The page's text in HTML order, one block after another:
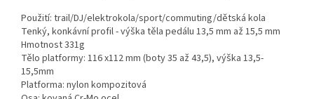
Použití: trail/DJ/elektrokola/sport/commuting/dětská kola
Tenký, konkávní profil - výška těla pedálu 13,5 mm až 15,5 mm
Hmotnost 331g
Tělo platformy: 116 x112 mm (boty 35 až 43,5), výška 13,5-
15,5mm
Platforma: nylon kompozitová